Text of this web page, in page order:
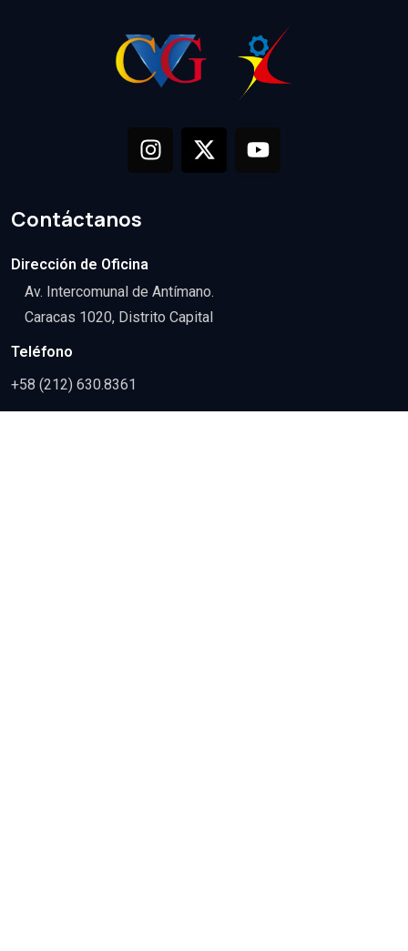
Contáctanos
Dirección de Oficina
Av. Intercomunal de Antímano.
Caracas 1020, Distrito Capital
Teléfono
+58 (212) 630.8361